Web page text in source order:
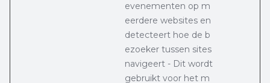
evenementen op m
eerdere websites en
detecteert hoe de b
ezoeker tussen sites
navigeert - Dit wordt
gebruikt voor het m